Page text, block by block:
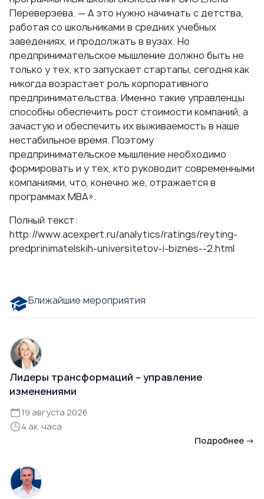
Переверзева. — А это нужно начинать с детства,
работая со школьниками в средних учебных
заведениях, и продолжать в вузах. Но
предпринимательское мышление должно быть не
только у тех, кто запускает стартапы, сегодня как
никогда возрастает роль корпоративного
предпринимательства. Именно такие управленцы
способны обеспечить рост стоимости компаний, а
зачастую и обеспечить их выживаемость в наше
нестабильное время. Поэтому
предпринимательское мышление необходимо
формировать и у тех, кто руководит современными
компаниями, что, конечно же, отражается в
программах МВА».
Полный текст:
http://www.acexpert.ru/analytics/ratings/reyting-
predprinimatelskih-universitetov-i-biznes--2.html
Ближайшие мероприятия
Лидеры трансформаций – управление
изменениями
19 августа 2026
4 ак. часа
Подробнее →